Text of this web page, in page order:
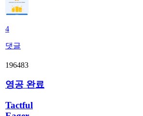
4
댓글
196483
영공 완료
Tactful